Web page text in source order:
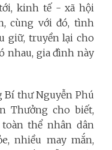
kinh tế - xã hội
cùng với đó, tình
giữ, truyền lại cho
nhau, gia đình này
Bí thư Nguyễn Phú
Thưởng cho biết,
thể nhân dân
nhiều may mắn,